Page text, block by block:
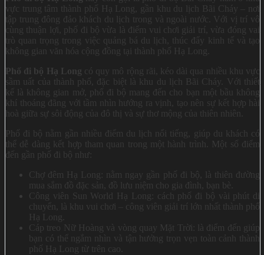
vực trung tâm thành phố Hạ Long, gần khu du lịch Bãi Cháy – nơi
tập trung đông đảo khách du lịch trong và ngoài nước. Với vị trí vô
cùng thuận lợi, phố đi bộ vừa là điểm vui chơi giải trí, vừa đóng vai
trò quan trọng trong việc quảng bá du lịch, thúc đẩy kinh tế và tạo
không gian văn hóa cộng đồng tại thành phố Hạ Long.
Phố đi bộ Hạ Long có quy mô rộng rãi, kéo dài qua nhiều khu vực
sầm uất của thành phố, đặc biệt là khu du lịch Bãi Cháy. Với thiết
kế là không gian mở, phố đi bộ mang đến cho bạn một bầu không
khí thoáng đãng với tầm nhìn hướng ra vịnh, tạo nên sự kết hợp hài
hoà giữa sự sôi động của đô thị và sự thơ mộng của thiên nhiên.
Phố đi bộ nằm gần nhiều điểm du lịch nổi tiếng, giúp du khách có
thể dễ dàng kết hợp tham quan trong một hành trình. Một số điểm
đến gần phố đi bộ như:
Chợ đêm Hạ Long: nằm ngay gần phố đi bộ, là thiên đường
mua sắm đồ đặc sản, đồ lưu niệm cho gia đình, bạn bè.
Công viên Sun World Hạ Long: cách phố đi bộ vài phút di
chuyển, là khu vui chơi – công viên giải trí lớn nhất thành phố
Hạ Long.
Cáp treo Nữ Hoàng và vòng quay Mặt Trời: là điểm đến giúp
bạn có thể ngắm nhìn và tận hưởng trọn vẹn toàn cảnh thành
phố Hạ Long từ trên cao.